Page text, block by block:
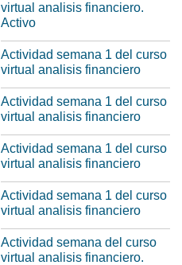
virtual analisis financiero.
Activo
Actividad semana 1 del curso
virtual analisis financiero
Actividad semana 1 del curso
virtual analisis financiero
Actividad semana 1 del curso
virtual analisis financiero
Actividad semana 1 del curso
virtual analisis financiero
Actividad semana del curso
virtual analisis financiero.